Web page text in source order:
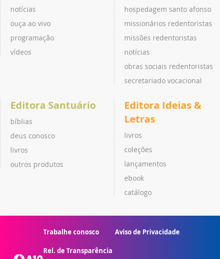
notícias
ouça ao vivo
programação
vídeos
hospedagem santo afonso
missionários redentoristas
missões redentoristas
notícias
obras sociais redentoristas
secretariado vocacional
Editora Santuário
bíblias
deus conosco
livros
outros produtos
Editora Ideias &
Letras
livros
coleções
lançamentos
ebook
catálogo
Trabalhe conosco Aviso de Privacidade
Rel. de Transparência